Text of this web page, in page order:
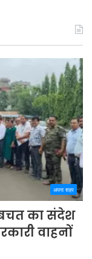
अपना शहर
का संदेश
वाहनों